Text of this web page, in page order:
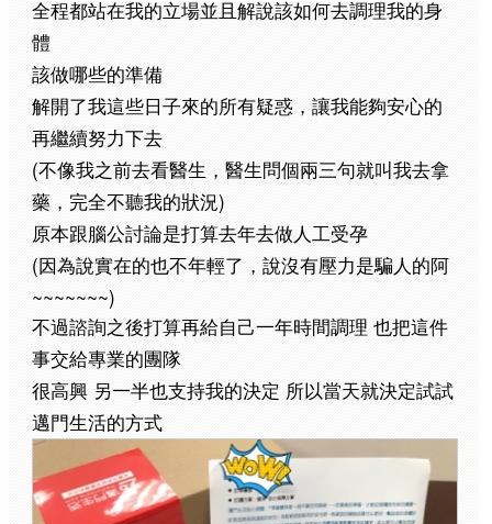
全程都站在我的立場並且解說該如何去調理我的身
體
該做哪些的準備
解開了我這些日子來的所有疑惑，讓我能夠安心的
再繼續努力下去
(不像我之前去看醫生，醫生問個兩三句就叫我去拿
藥，完全不聽我的狀況)
原本跟腦公討論是打算去年去做人工受孕
(因為說實在的也不年輕了，說沒有壓力是騙人的阿
~~~~~~~)
不過諮詢之後打算再給自己一年時間調理 也把這件
事交給專業的團隊
很高興 另一半也支持我的決定 所以當天就決定試試
邁門生活的方式